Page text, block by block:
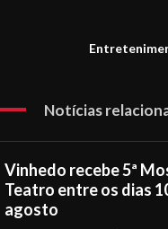
Notícias
Vinhedo recebe 5ª
Teatro entre os dias
agosto